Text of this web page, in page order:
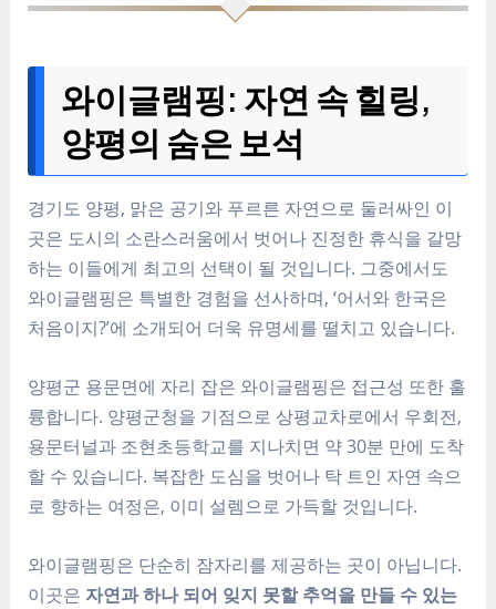
와이글램핑: 자연 속 힐링,
양평의 숨은 보석
경기도 양평, 맑은 공기와 푸르른 자연으로 둘러싸인 이
곳은 도시의 소란스러움에서 벗어나 진정한 휴식을 갈망
하는 이들에게 최고의 선택이 될 것입니다. 그중에서도
와이글램핑은 특별한 경험을 선사하며, ‘어서와 한국은
처음이지?’에 소개되어 더욱 유명세를 떨치고 있습니다.
양평군 용문면에 자리 잡은 와이글램핑은 접근성 또한 훌
륭합니다. 양평군청을 기점으로 상평교차로에서 우회전,
용문터널과 조현초등학교를 지나치면 약 30분 만에 도착
할 수 있습니다. 복잡한 도심을 벗어나 탁 트인 자연 속으
로 향하는 여정은, 이미 설렘으로 가득할 것입니다.
와이글램핑은 단순히 잠자리를 제공하는 곳이 아닙니다.
이곳은 자연과 하나 되어 잊지 못할 추억을 만들 수 있는